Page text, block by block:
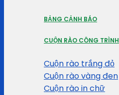
BẢNG CẢNH BÁO
CUỘN RÀO CÔNG TRÌNH
Cuộn rào trắng đỏ
Cuộn rào vàng đen
Cuộn rào in chữ